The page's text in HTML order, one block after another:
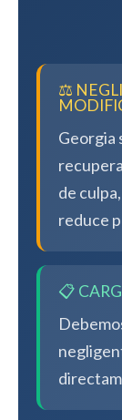
⚖️
Georgia
de
reduce
📋